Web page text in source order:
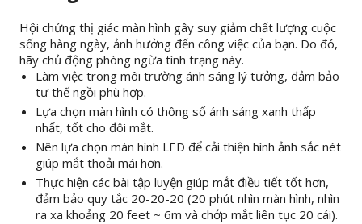
Hội chứng thị giác màn hình gây suy giảm chất lượng cuộc
sống hàng ngày, ảnh hưởng đến công việc của bạn. Do đó,
hãy chủ động phòng ngừa tình trạng này.
Làm việc trong môi trường ánh sáng lý tưởng, đảm bảo
tư thế ngồi phù hợp.
Lựa chọn màn hình có thông số ánh sáng xanh thấp
nhất, tốt cho đôi mắt.
Nên lựa chọn màn hình LED để cải thiện hình ảnh sắc nét
giúp mắt thoải mái hơn.
Thực hiện các bài tập luyện giúp mắt điều tiết tốt hơn,
đảm bảo quy tắc 20-20-20 (20 phút nhìn màn hình, nhìn
ra xa khoảng 20 feet ~ 6m và chớp mắt liên tục 20 cái).